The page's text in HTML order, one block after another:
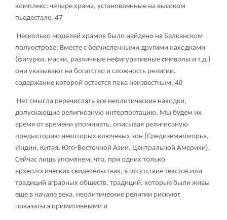
комплекс: четыре храма, установленные на высоком
пьедестале. 47
Несколько моделей храмов было найдено на Балканском
полуострове. Вместе с бесчисленными другими находками
(фигурки, маски, различные нефигуративные символы и т.д.)
они указывают на богатство и сложность религии,
содержание которой остается пока неизвестным. 48
Нет смысла перечислять все неолитические находки,
допускающие религиозную интерпретацию. Мы будем их
время от времени упоминать, описывая религиозную
предысторию некоторых ключевых зон (Средиземноморья,
Индии, Китая, Юго-Восточной Азии, Центральной Америки).
Сейчас лишь упомянем, что, при одних только
археологических свидетельствах, в отсутствие текстов или
традиций аграрных обществ, традиций, которые были живы
еще в начале века, неолитические религии рискуют
показаться примитивными и